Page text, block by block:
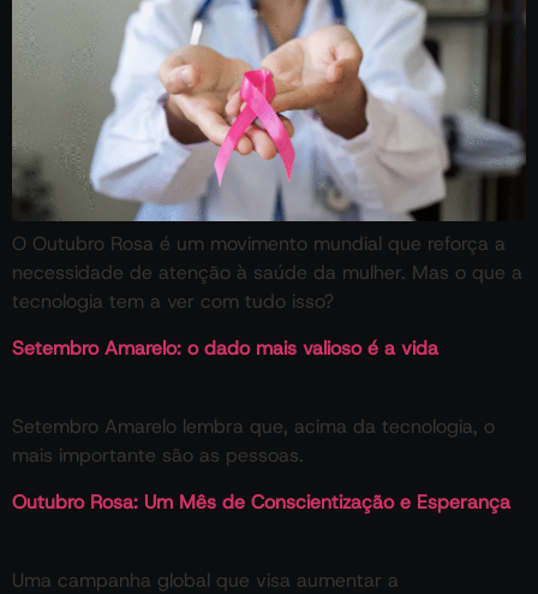
O Outubro Rosa é um movimento mundial que reforça a
necessidade de atenção à saúde da mulher. Mas o que a
tecnologia tem a ver com tudo isso?
Setembro Amarelo: o dado mais valioso é a vida
Setembro Amarelo lembra que, acima da tecnologia, o
mais importante são as pessoas.
Outubro Rosa: Um Mês de Conscientização e Esperança
Uma campanha global que visa aumentar a